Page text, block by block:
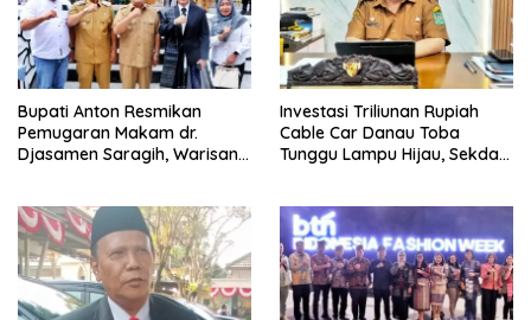
Bupati Anton Resmikan
Pemugaran Makam dr.
Djasamen Saragih, Warisan
Mendatang
Investasi Triliunan Rupiah
Cable Car Danau Toba
Tunggu Lampu Hijau, Sekda